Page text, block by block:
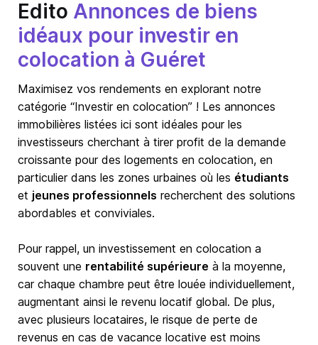
Edito Annonces de biens
idéaux pour investir en
colocation à Guéret
Maximisez vos rendements en explorant notre
catégorie “Investir en colocation” ! Les annonces
immobilières listées ici sont idéales pour les
investisseurs cherchant à tirer profit de la demande
croissante pour des logements en colocation, en
particulier dans les zones urbaines où les étudiants
et jeunes professionnels recherchent des solutions
abordables et conviviales.
Pour rappel, un investissement en colocation a
souvent une rentabilité supérieure à la moyenne,
car chaque chambre peut être louée individuellement,
augmentant ainsi le revenu locatif global. De plus,
avec plusieurs locataires, le risque de perte de
revenus en cas de vacance locative est moins